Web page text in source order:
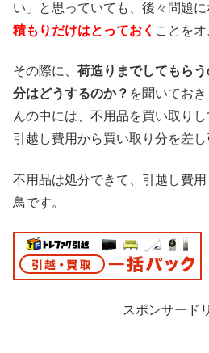
い」と思っていても、後々問題に
積もりだけはとっておく ことをオ
その際に、 荷造りまでしてもら
分はどうするのか？ を聞いてお
んの中には、不用品を買い取りし
引越し費用から買い取り分を差し
不用品は処分できて、引越し費
鳥です。
スポンサード